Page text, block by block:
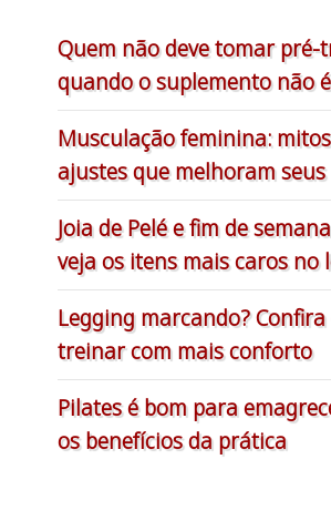
Quem não deve tomar pré-
quando o suplemento não
Musculação feminina:
ajustes que melhoram
Joia de Pelé e fim de
veja os itens mais caros no
Legging marcando?
treinar com mais conforto
Pilates é bom para
os benefícios da prática